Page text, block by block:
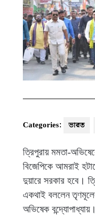
Categories: ভারত
ত্রিপুরায় মমতা-
বিজেপিকে আমরাই
দুয়ারে সরকার হবে।
একথাই বললেন
অভিষেক